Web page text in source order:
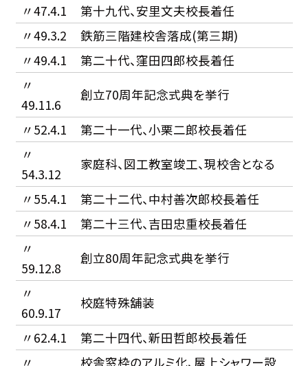
〃47.4.1
第十九代、安里文夫校長着任
〃49.3.2
鉄筋三階建校舎落成(第三期)
〃49.4.1
第二十代、窪田四郎校長着任
〃
49.11.6
創立70周年記念式典を挙行
〃52.4.1
第二十一代、小栗二郎校長着任
〃
54.3.12
家庭科、図工教室竣工、現校舎となる
〃55.4.1
第二十二代、中村善次郎校長着任
〃58.4.1
第二十三代、吉田忠重校長着任
〃
59.12.8
創立80周年記念式典を挙行
〃
60.9.17
校庭特殊舖装
〃62.4.1
第二十四代、新田哲郎校長着任
〃
校舎窓枠のアルミ化、屋上シャワー設